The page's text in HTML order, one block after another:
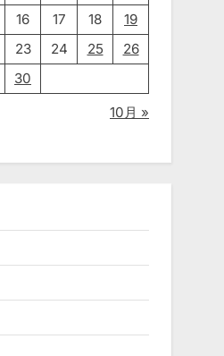
16 17 18
19
23 24 25
26
30
10月 »